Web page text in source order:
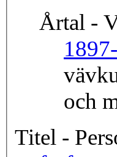
Årtal -
och
Titel -